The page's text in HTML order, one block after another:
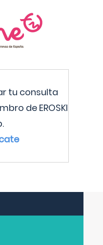
tu consulta
de EROSKI